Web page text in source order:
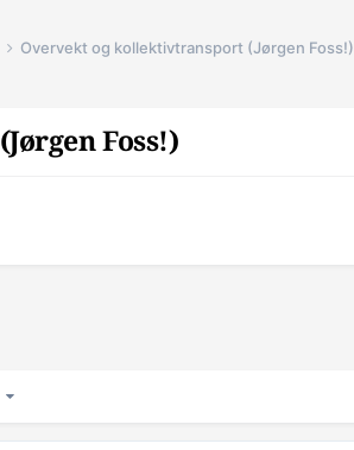
Overvekt og kollektivtransport (Jørgen Foss!)
Foss!)